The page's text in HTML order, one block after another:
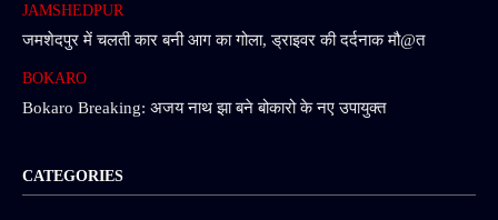
JAMSHEDPUR
जमशेदपुर में चलती कार बनी आग का गोला, ड्राइवर की दर्दनाक मौ@त
BOKARO
Bokaro Breaking: अजय नाथ झा बने बोकारो के नए उपायुक्त
CATEGORIES